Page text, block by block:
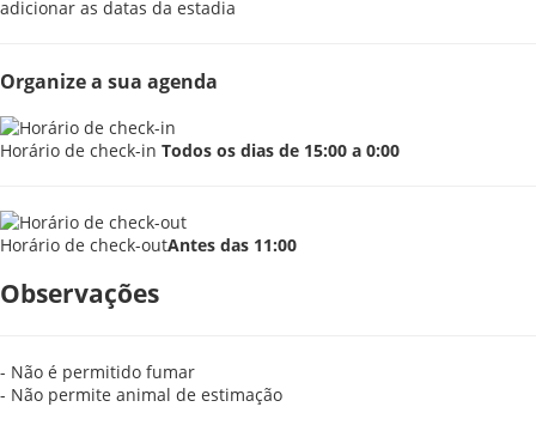
adicionar as datas da estadia
Organize a sua agenda
Horário de check-in Todos os dias de 15:00 a 0:00
Horário de check-outAntes das 11:00
Observações
- Não é permitido fumar
- Não permite animal de estimação